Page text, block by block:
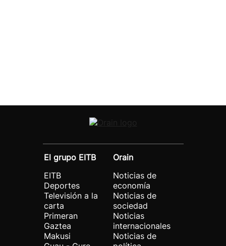
El grupo EITB
EITB
Deportes
Televisión a la
carta
Primeran
Gaztea
Makusi
Orain
Noticias de
economía
Noticias de
sociedad
Noticias
internacionales
Noticias de